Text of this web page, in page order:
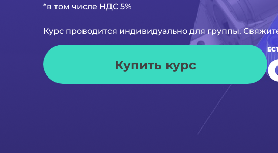
*в том числе НДС 5%
Курс проводится индивидуально для группы.
Купить курс